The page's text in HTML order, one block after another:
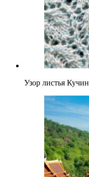
Узор листья